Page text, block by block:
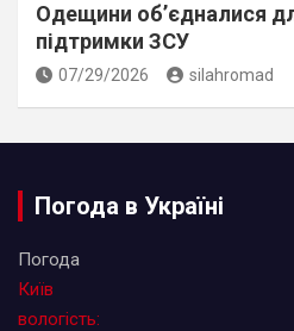
Одещини об’єдналися
підтримки ЗСУ
07/29/2026 silahromad
Погода в Україні
Погода
Київ
вологість: